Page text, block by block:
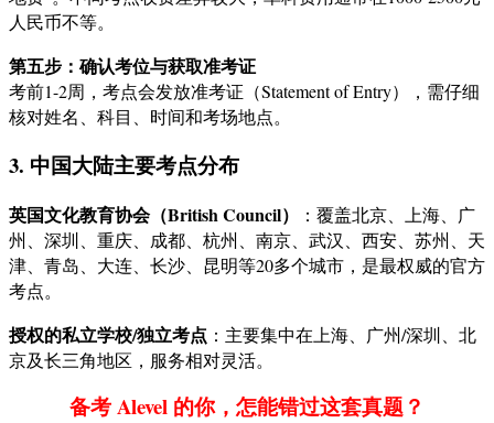
人民币不等。
第五步：确认考位与获取准考证
考前1-2周，考点会发放准考证（Statement of Entry），需仔细
核对姓名、科目、时间和考场地点。
3. 中国大陆主要考点分布
英国文化教育协会（British Council）
：覆盖北京、上海、广
州、深圳、重庆、成都、杭州、南京、武汉、西安、苏州、天
津、青岛、大连、长沙、昆明等20多个城市，是最权威的官方
考点。
授权的私立学校/独立考点 ：主要集中在上海、广州/深圳、北
京及长三角地区，服务相对灵活。
备考 Alevel 的你，怎能错过这套真题？